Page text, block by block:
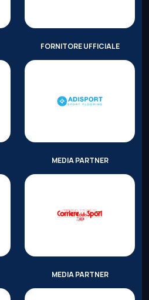
FORNITORE UFFICIALE
MEDIA PARTNER
MEDIA PARTNER